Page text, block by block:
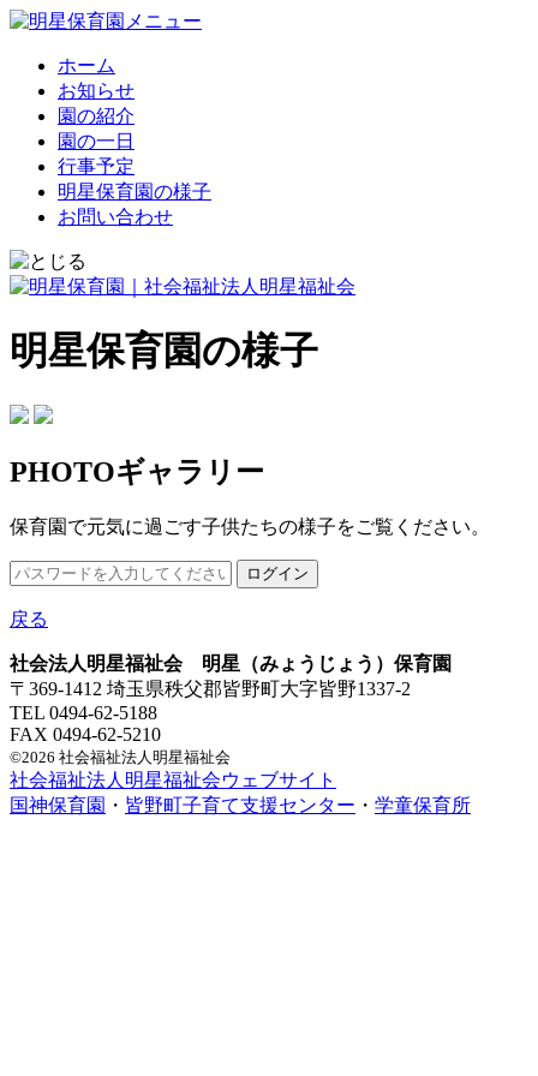
ホーム
お知らせ
園の紹介
園の一日
行事予定
明星保育園の様子
お問い合わせ
明星保育園の様子
PHOTOギャラリー
保育園で元気に過ごす子供たちの様子をご覧ください。
戻る
社会法人明星福祉会 明星（みょうじょう）保育園
〒369-1412 埼玉県秩父郡皆野町大字皆野1337-2
TEL 0494-62-5188
FAX 0494-62-5210
©2026 社会福祉法人明星福祉会
社会福祉法人明星福祉会ウェブサイト
国神保育園 ・ 皆野町子育て支援センター ・ 学童保育所